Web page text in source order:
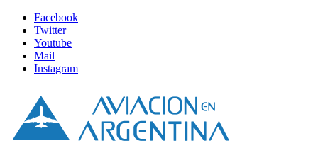
Facebook
Twitter
Youtube
Mail
Instagram